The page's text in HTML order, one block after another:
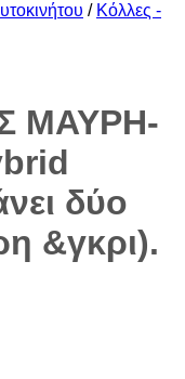
/ Κόλλες -
ΜΑΥΡΗ-
δύο
&γκρι).